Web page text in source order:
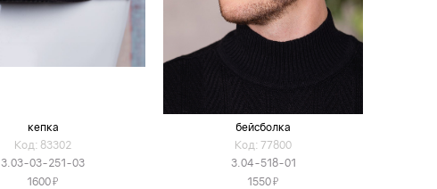
кепка
Код: 83302
3.03-03-251-03
1600Я
бейсболка
Код: 77800
3.04-518-01
1550Я